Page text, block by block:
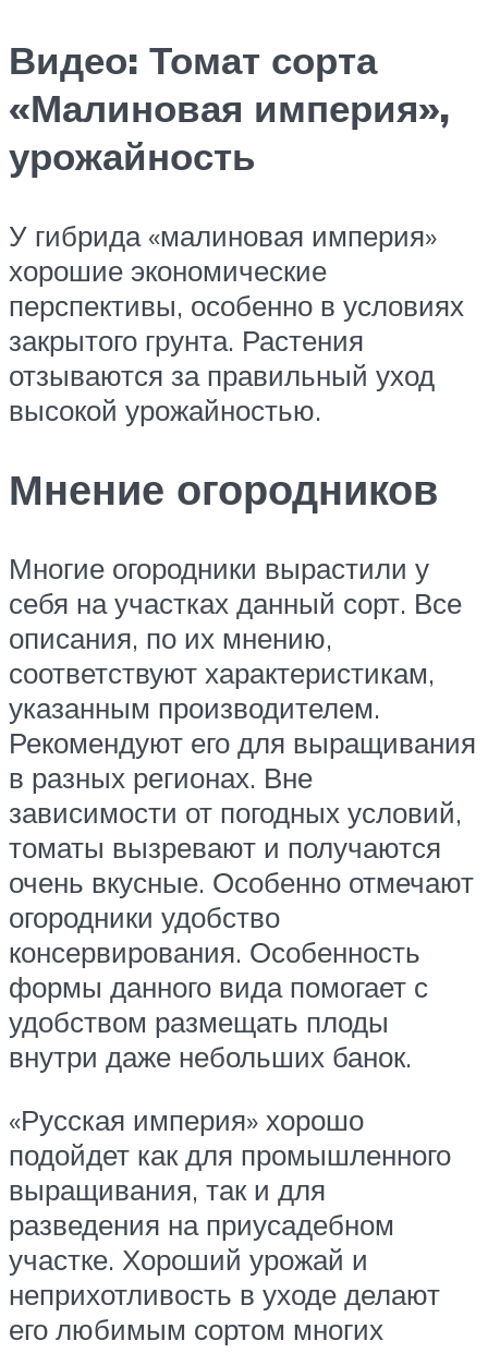
Видео: Томат сорта
«Малиновая империя»,
урожайность
У гибрида «малиновая империя»
хорошие экономические
перспективы, особенно в условиях
закрытого грунта. Растения
отзываются за правильный уход
высокой урожайностью.
Мнение огородников
Многие огородники вырастили у
себя на участках данный сорт. Все
описания, по их мнению,
соответствуют характеристикам,
указанным производителем.
Рекомендуют его для выращивания
в разных регионах. Вне
зависимости от погодных условий,
томаты вызревают и получаются
очень вкусные. Особенно отмечают
огородники удобство
консервирования. Особенность
формы данного вида помогает с
удобством размещать плоды
внутри даже небольших банок.
«Русская империя» хорошо
подойдет как для промышленного
выращивания, так и для
разведения на приусадебном
участке. Хороший урожай и
неприхотливость в уходе делают
его любимым сортом многих